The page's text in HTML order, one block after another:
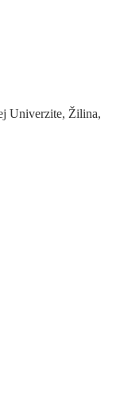
Univerzite, Žilina,